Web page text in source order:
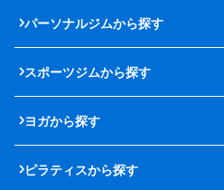
パーソナルジムから探す
スポーツジムから探す
ヨガから探す
ピラティスから探す